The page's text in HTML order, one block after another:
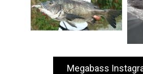
Megabass